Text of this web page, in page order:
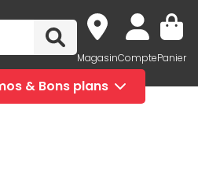
MagasinComptePanier
& Bons plans